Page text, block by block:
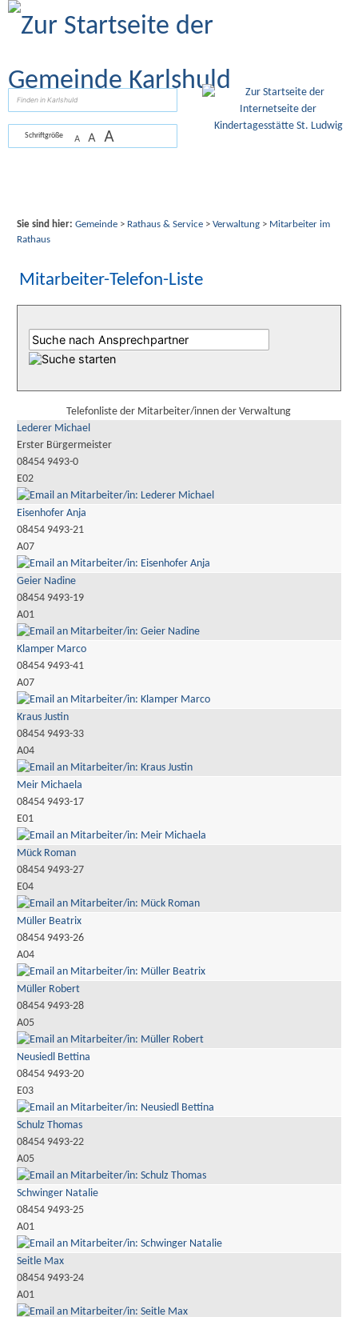
Zum Inhalt
Schriftgröße A A A
Sie sind hier: Gemeinde> Rathaus & Service> Verwaltung> Mitarbeiter im
Rathaus
Mitarbeiter-Telefon-Liste
Telefonliste der Mitarbeiter/innen der Verwaltung
Lederer Michael
Erster Bürgermeister
08454 9493-0
E02
Eisenhofer Anja
08454 9493-21
A07
Geier Nadine
08454 9493-19
A01
Klamper Marco
08454 9493-41
A07
Kraus Justin
08454 9493-33
A04
Meir Michaela
08454 9493-17
E01
Mück Roman
08454 9493-27
E04
Müller Beatrix
08454 9493-26
A04
Müller Robert
08454 9493-28
A05
Neusiedl Bettina
08454 9493-20
E03
Schulz Thomas
08454 9493-22
A05
Schwinger Natalie
08454 9493-25
A01
Seitle Max
08454 9493-24
A01